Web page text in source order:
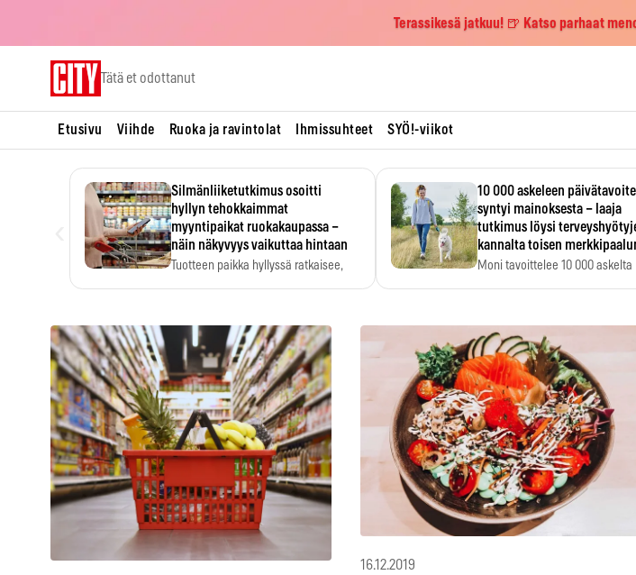
Terassikesä jatkuu! 🍺 Katso parhaat
Tätä et odottanut
Etusivu Viihde Ruoka ja ravintolat Ihmissuhteet SYÖ!-viikot
Silmänliiketutkimus osoitti
hyllyn tehokkaimmat
myyntipaikat ruokakaupassa –
näin näkyvyys vaikuttaa hintaan
Tuotteen paikka hyllyssä ratkaisee,
10 000 askeleen päivätavoite
syntyi mainoksesta – laaja
tutkimus löysi
kannalta toisen
Moni tavoittelee 10 000 askelta
16.12.2019